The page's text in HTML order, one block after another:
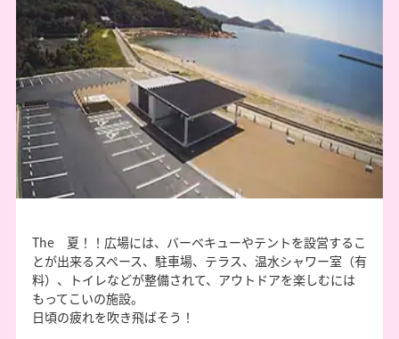
The 夏！！広場には、バーベキューやテントを設営するこ
とが出来るスペース、駐車場、テラス、温水シャワー室（有
料）、トイレなどが整備されて、アウトドアを楽しむには
もってこいの施設。
日頃の疲れを吹き飛ばそう！